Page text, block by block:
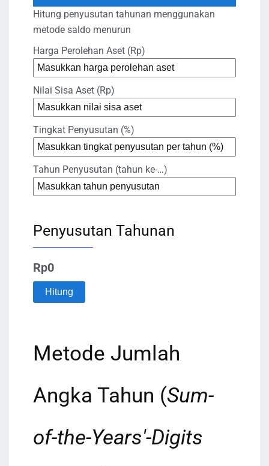
Hitung penyusutan tahunan menggunakan
metode saldo menurun
Harga Perolehan Aset (Rp)
Nilai Sisa Aset (Rp)
Tingkat Penyusutan (%)
Tahun Penyusutan (tahun ke-…)
Penyusutan Tahunan
Rp0
Hitung
Metode Jumlah
Angka Tahun (Sum-
of-the-Years'-Digits